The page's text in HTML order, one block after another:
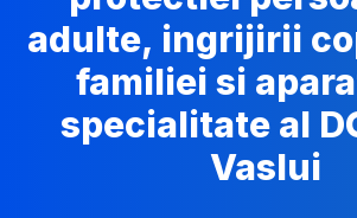
adulte, ingrijirii
familiei si
specialitate al
Vaslui